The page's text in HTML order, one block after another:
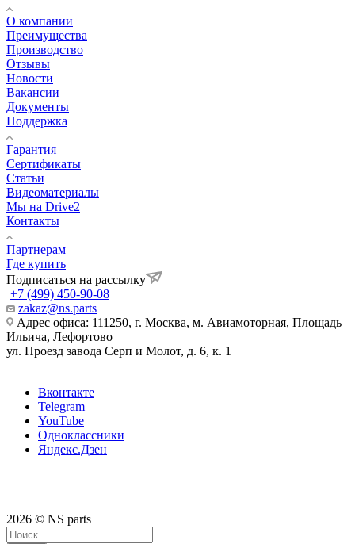
О компании
Преимущества
Производство
Отзывы
Новости
Вакансии
Документы
Поддержка
Гарантия
Сертификаты
Статьи
Видеоматериалы
Мы на Drive2
Контакты
Партнерам
Где купить
Подписаться на рассылку
+7 (499) 450-90-08
zakaz@ns.parts
Адрес офиса: 111250, г. Москва, м. Авиамоторная, Площадь
Ильича, Лефортово
ул. Проезд завода Серп и Молот, д. 6, к. 1
Вконтакте
Telegram
YouTube
Одноклассники
Яндекс.Дзен
2026 © NS parts